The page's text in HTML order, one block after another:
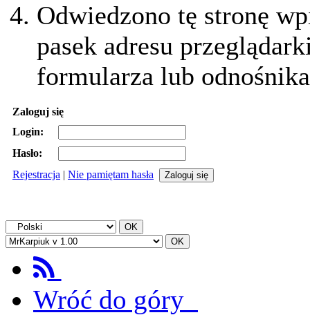
Odwiedzono tę stronę
pasek adresu
formularza lub
Zaloguj się
Login:
Hasło:
Rejestracja | Nie pamiętam hasła
Wróć do góry